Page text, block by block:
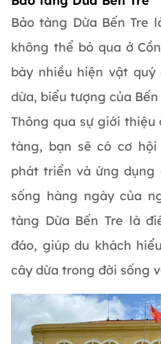
Bảo tàng Dừa Bến Tre
không thể bỏ qua ở
bày nhiều hiện vật
dừa, biểu tượng của Bến
Thông qua sự giới thiệu
tàng, bạn sẽ có cơ
phát triển và ứng dụng
sống hàng ngày của
tàng Dừa Bến Tre là
đáo, giúp du khách
cây dừa trong đời sống